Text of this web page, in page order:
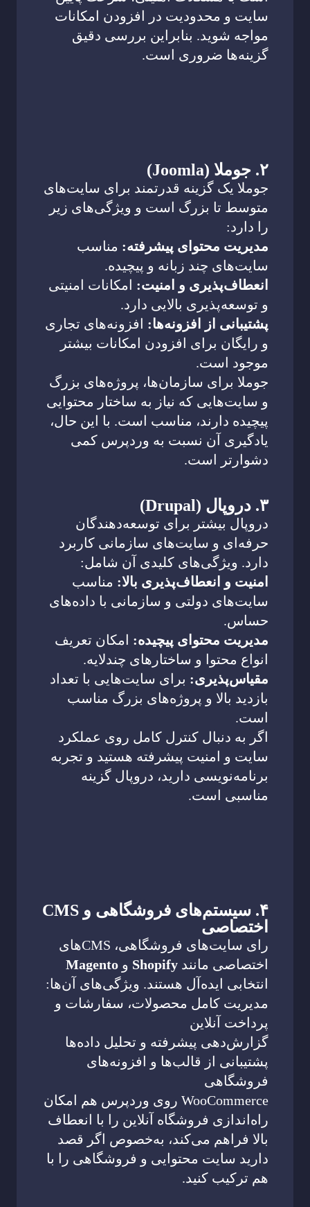
سایت و محدودیت در افزودن امکانات
مواجه شوید. بنابراین بررسی دقیق
گزینه‌ها ضروری است.
۲. جوملا (Joomla)
جوملا یک گزینه قدرتمند برای سایت‌های
متوسط تا بزرگ است و ویژگی‌های زیر
را دارد:
مدیریت محتوای پیشرفته: مناسب
سایت‌های چند زبانه و پیچیده.
انعطاف‌پذیری و امنیت: امکانات امنیتی
و توسعه‌پذیری بالایی دارد.
پشتیبانی از افزونه‌ها: افزونه‌های تجاری
و رایگان برای افزودن امکانات بیشتر
موجود است.
جوملا برای سازمان‌ها، پروژه‌های بزرگ
و سایت‌هایی که نیاز به ساختار محتوایی
پیچیده دارند، مناسب است. با این حال،
یادگیری آن نسبت به وردپرس کمی
دشوارتر است.
۳. دروپال (Drupal)
دروپال بیشتر برای توسعه‌دهندگان
حرفه‌ای و سایت‌های سازمانی کاربرد
دارد. ویژگی‌های کلیدی آن شامل:
امنیت و انعطاف‌پذیری بالا: مناسب
سایت‌های دولتی و سازمانی با داده‌های
حساس.
مدیریت محتوای پیچیده: امکان تعریف
انواع محتوا و ساختارهای چندلایه.
مقیاس‌پذیری: برای سایت‌هایی با تعداد
بازدید بالا و پروژه‌های بزرگ مناسب
است.
اگر به دنبال کنترل کامل روی عملکرد
سایت و امنیت پیشرفته هستید و تجربه
برنامه‌نویسی دارید، دروپال گزینه
مناسبی است.
۴. سیستم‌های فروشگاهی و CMS
اختصاصی
رای سایت‌های فروشگاهی، CMSهای
اختصاصی مانند Shopify و Magento
انتخابی ایده‌آل هستند. ویژگی‌های آن‌ها:
مدیریت کامل محصولات، سفارشات و
پرداخت آنلاین
گزارش‌دهی پیشرفته و تحلیل داده‌ها
پشتیبانی از قالب‌ها و افزونه‌های
فروشگاهی
WooCommerce روی وردپرس هم امکان
راه‌اندازی فروشگاه آنلاین را با انعطاف
بالا فراهم می‌کند، به‌خصوص اگر قصد
دارید سایت محتوایی و فروشگاهی را با
هم ترکیب کنید.